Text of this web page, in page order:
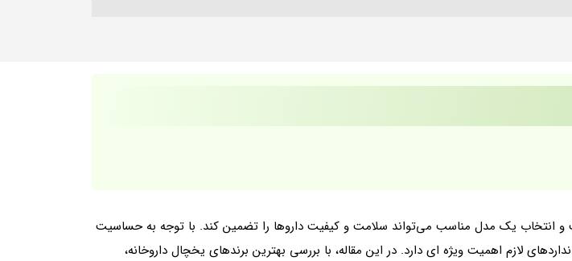
و انتخاب یک مدل مناسب می‌تواند سلامت و کیفیت داروها را تضمین کند. با توجه به حساسیت
لازم اهمیت ویژه‌ ای دارد. در این مقاله، با بررسی بهترین برندهای یخچال داروخانه،